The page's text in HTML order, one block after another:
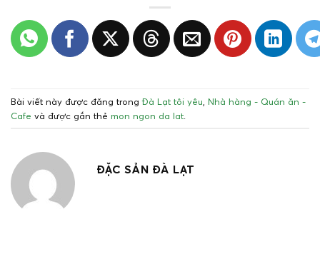
Bài viết này được đăng trongĐà Lạt tôi yêu Nhà hàng - Quán ăn -
Cafe và được gắn thẻ mon ngon da lat
ĐẶC SẢN ĐÀ LẠT